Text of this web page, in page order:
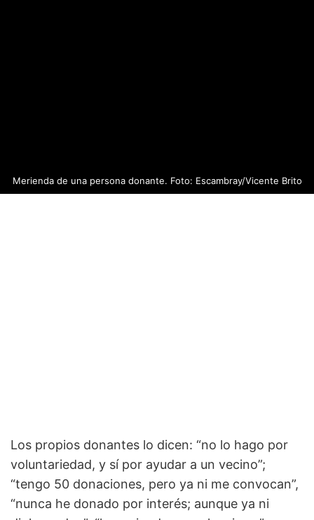
Merienda de una persona donante. Foto: Escambray/Vicente Brito
Los propios donantes lo dicen: “no lo hago por
voluntariedad, y sí por ayudar a un vecino”;
“tengo 50 donaciones, pero ya ni me convocan”,
“nunca he donado por interés; aunque ya ni